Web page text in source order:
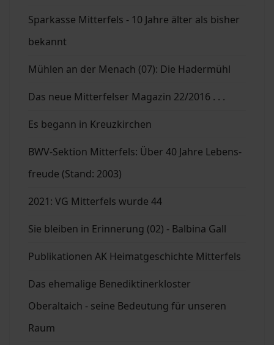
Sparkasse Mitterfels - 10 Jahre älter als bisher
bekannt
Mühlen an der Menach (07): Die Hadermühl
Das neue Mitterfelser Magazin 22/2016 . . .
Es begann in Kreuzkirchen
BWV-Sektion Mitterfels: Über 40 Jahre Lebens-
freude (Stand: 2003)
2021: VG Mitterfels wurde 44
Sie bleiben in Erinnerung (02) - Balbina Gall
Publikationen AK Heimatgeschichte Mitterfels
Das ehemalige Benediktinerkloster
Oberaltaich - seine Bedeutung für unseren
Raum